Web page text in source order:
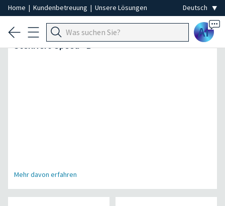
Home | Kundenbetreuung | Unsere Lösungen
Ai
Der schnellste Autoklav seiner Kategorie |
SteriHero Speed+ B
Mehr davon erfahren